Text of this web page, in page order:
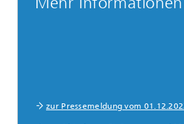
zur Pressemeldung vom